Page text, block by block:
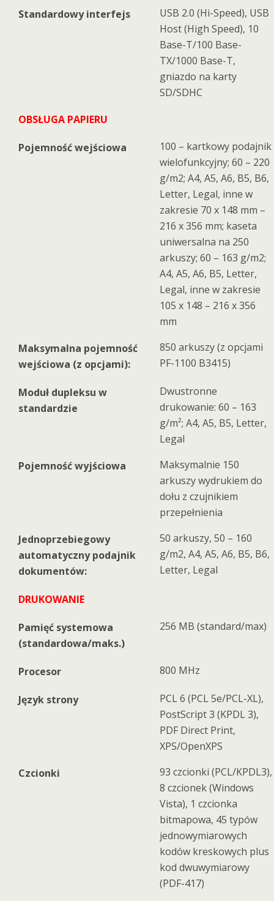
Standardowy interfejs
USB 2.0 (Hi-Speed), USB
Host (High Speed), 10
Base-T/100 Base-
TX/1000 Base-T,
gniazdo na karty
SD/SDHC
OBSŁUGA PAPIERU
Pojemność wejściowa
100 – kartkowy podajnik
wielofunkcyjny; 60 – 220
g/m2; A4, A5, A6, B5, B6,
Letter, Legal, inne w
zakresie 70 x 148 mm –
216 x 356 mm; kaseta
uniwersalna na 250
arkuszy; 60 – 163 g/m2;
A4, A5, A6, B5, Letter,
Legal, inne w zakresie
105 x 148 – 216 x 356
mm
Maksymalna pojemność
wejściowa (z opcjami):
850 arkuszy (z opcjami
PF-1100 B3415)
Moduł dupleksu w
standardzie
Dwustronne
drukowanie: 60 – 163
g/m²; A4, A5, B5, Letter,
Legal
Pojemność wyjściowa
Maksymalnie 150
arkuszy wydrukiem do
dołu z czujnikiem
przepełnienia
Jednoprzebiegowy
automatyczny podajnik
dokumentów:
50 arkuszy, 50 – 160
g/m2, A4, A5, A6, B5, B6,
Letter, Legal
DRUKOWANIE
Pamięć systemowa
(standardowa/maks.)
256 MB (standard/max)
Procesor 800 MHz
Język strony
PCL 6 (PCL 5e/PCL-XL),
PostScript 3 (KPDL 3),
PDF Direct Print,
XPS/OpenXPS
Czcionki
93 czcionki (PCL/KPDL3),
8 czcionek (Windows
Vista), 1 czcionka
bitmapowa, 45 typów
jednowymiarowych
kodów kreskowych plus
kod dwuwymiarowy
(PDF-417)